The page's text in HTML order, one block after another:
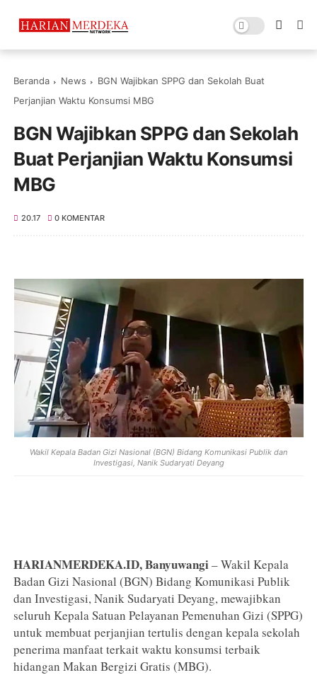
Beranda News
BGN Wajibkan SPPG dan Sekolah Buat
Perjanjian Waktu Konsumsi MBG
BGN Wajibkan SPPG dan Sekolah
Buat Perjanjian Waktu Konsumsi
MBG
20.17 0 KOMENTAR
Wakil Kepala Badan Gizi Nasional (BGN) Bidang Komunikasi Publik dan
Investigasi, Nanik Sudaryati Deyang
HARIANMERDEKA.ID, Banyuwangi– Wakil Kepala
Badan Gizi Nasional (BGN) Bidang Komunikasi Publik
dan Investigasi, Nanik Sudaryati Deyang, mewajibkan
seluruh Kepala Satuan Pelayanan Pemenuhan Gizi (SPPG)
untuk membuat perjanjian tertulis dengan kepala sekolah
penerima manfaat terkait waktu konsumsi terbaik
hidangan Makan Bergizi Gratis (MBG).